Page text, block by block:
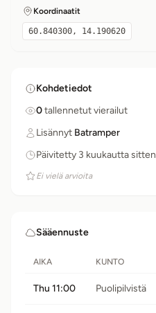
Koordinaatit
60.840300, 14.190620
Kohdetiedot
0tallennetut vierailut
Lisännyt Batramper
Päivitetty 3 kuukautta sitten
Ei vielä arvioita
Sääennuste
AIKA KUNTO
Thu 11:00 Puolipilvistä